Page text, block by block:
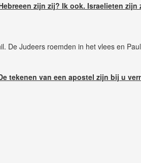
zijn zij? Ik ook. Israelieten
Judeers roemden in het vlees en
tekenen van een apostel zijn bij u